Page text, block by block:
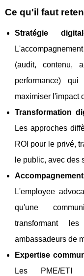
Ce qu'il faut
Stratégie
(audit, contenu,
performance)
maximiser l'impact
Transformation
Les approches
ROI pour le privé,
le public, avec des
L'employee
qu'une
transformant
ambassadeurs de
Expertise
Les PME/